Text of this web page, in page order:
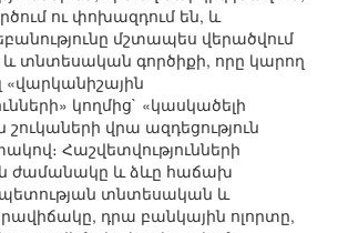
ու փոխազդում են, և
մշտապես վերածվում
տնտեսական գործիքի, որը կարող
«վարկանիշային
կողմից` «կասկածելի
վրա ազդեցություն
Հաշվետվությունների
և ձևը հաճախ
պետության տնտեսական և
դրա բանկային ոլորտը,